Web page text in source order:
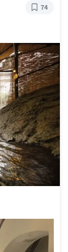
74